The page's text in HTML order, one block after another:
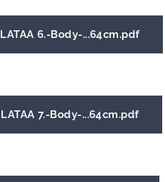
LATAA 6.-Body-...64cm.pdf
LATAA 7.-Body-...64cm.pdf